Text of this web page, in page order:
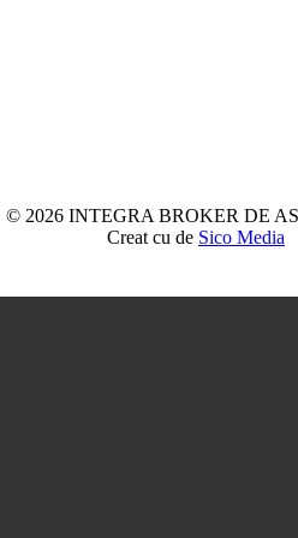
© 2026 INTEGRA BROKER DE
Creat cu de Sico Media